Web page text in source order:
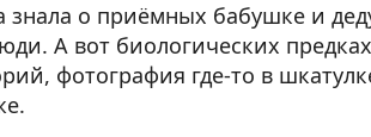
знала о приёмных бабушке и
А вот биологических
фотография где-то в